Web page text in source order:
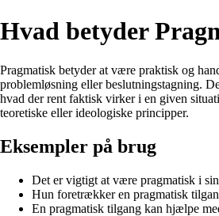
Hvad betyder
Pragmatisk betyder at være praktisk og
problemløsning eller beslutningstagning.
hvad der rent faktisk virker i en given
teoretiske eller ideologiske principper.
Eksempler på brug
Det er vigtigt at være pragmatisk i
Hun foretrækker en pragmatisk
En pragmatisk tilgang kan hjælpe